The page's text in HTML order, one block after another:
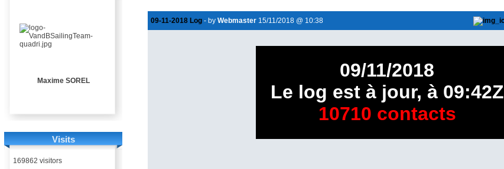
Maxime SOREL
Visits
169862 visitors
09-11-2018 Log - by Webmaster 15/11/2018 @ 10:38
09/11/2018
Le log est à jour, à 09:42Z
10710 contacts